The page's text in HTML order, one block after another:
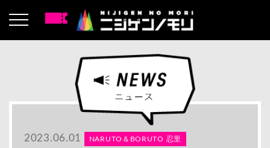
2023.06.01 NARUTO＆BORUTO 忍里